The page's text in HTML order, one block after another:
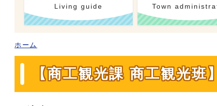
Living guide Town
ホーム
【商工観光課 商工観光班